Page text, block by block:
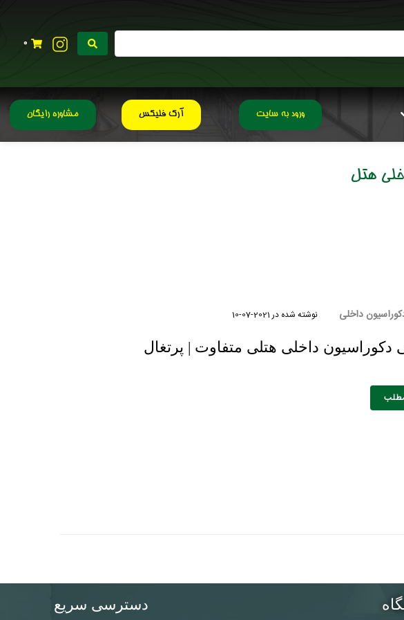
0
ورود به سایت آرک فلیکس مشاوره رایگان
هتل
داخلی نوشته شده در 2021-07-10
دکوراسیون داخلی هتلی متفاوت | پرتغال
دسترسی سریع